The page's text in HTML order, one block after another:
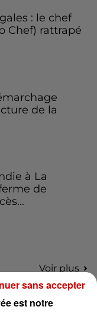
: le chef
Chef) rattrapé
de la
à La
de
Voir plus
pour le
2026 !
est notre
sans accepter